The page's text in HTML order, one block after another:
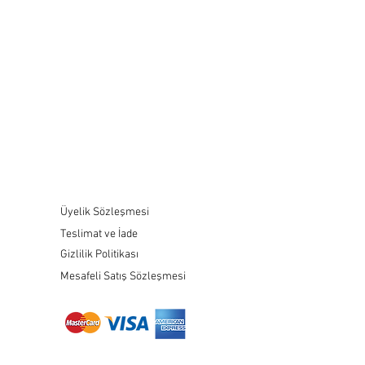
Üyelik Sözleşmesi
Teslimat ve İade
Gizlilik Politikası
Mesafeli Satış Sözleşmesi